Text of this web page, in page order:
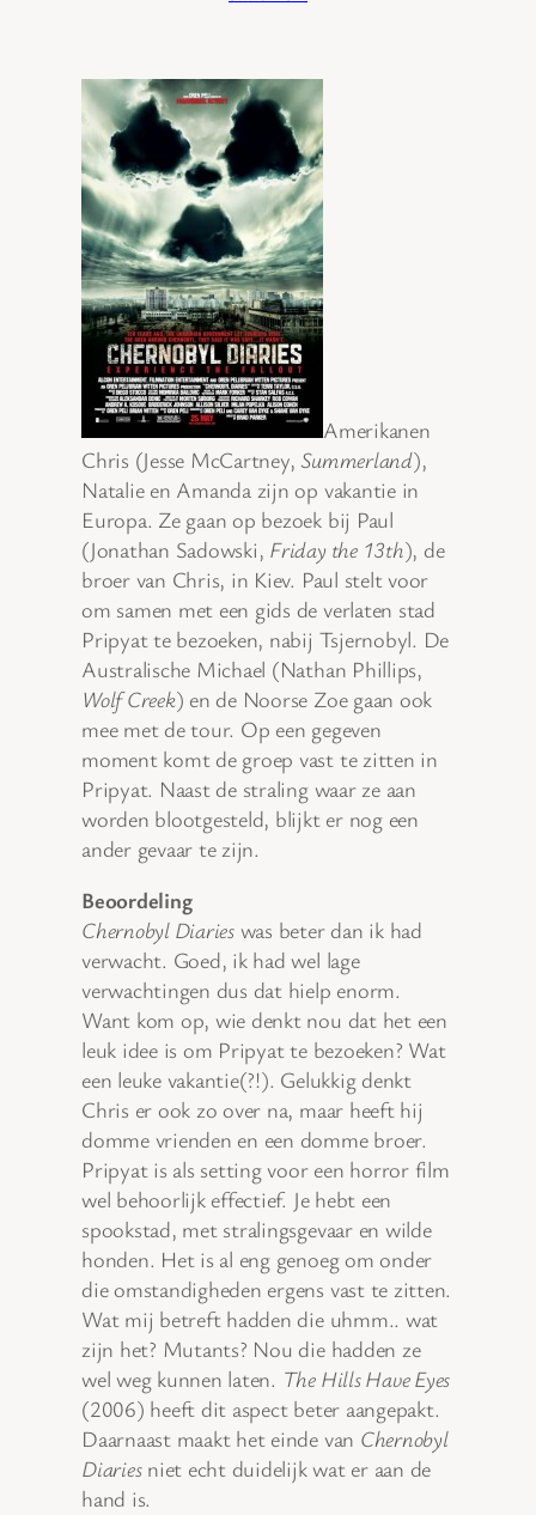
Amerikanen
Chris (Jesse McCartney,Summerland),
Natalie en Amanda zijn op vakantie in
Europa. Ze gaan op bezoek bij Paul
(Jonathan Sadowski, Friday the 13th), de
broer van Chris, in Kiev. Paul stelt voor
om samen met een gids de verlaten stad
Pripyat te bezoeken, nabij Tsjernobyl. De
Australische Michael (Nathan Phillips,
Wolf Creek) en de Noorse Zoe gaan ook
mee met de tour. Op een gegeven
moment komt de groep vast te zitten in
Pripyat. Naast de straling waar ze aan
worden blootgesteld, blijkt er nog een
ander gevaar te zijn.
Beoordeling
Chernobyl Diarieswas beter dan ik had
verwacht. Goed, ik had wel lage
verwachtingen dus dat hielp enorm.
Want kom op, wie denkt nou dat het een
leuk idee is om Pripyat te bezoeken? Wat
een leuke vakantie(?!). Gelukkig denkt
Chris er ook zo over na, maar heeft hij
domme vrienden en een domme broer.
Pripyat is als setting voor een horror film
wel behoorlijk effectief. Je hebt een
spookstad, met stralingsgevaar en wilde
honden. Het is al eng genoeg om onder
die omstandigheden ergens vast te zitten.
Wat mij betreft hadden die uhmm.. wat
zijn het? Mutants? Nou die hadden ze
wel weg kunnen laten. The Hills Have Eyes
(2006) heeft dit aspect beter aangepakt.
Daarnaast maakt het einde van Chernobyl
Diariesniet echt duidelijk wat er aan de
hand is.